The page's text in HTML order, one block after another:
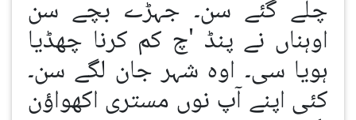
چلے گئے سن۔ جہڑے بچے سن
اوہناں نے پنڈ 'چ کم کرنا چھڈیا
ہویا سی۔ اوہ شہر جان لگے سن۔
کئی اپنے آپ نوں مستری اکھواؤن